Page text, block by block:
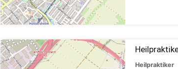
Heilpraktiker